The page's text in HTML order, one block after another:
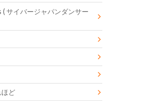
( サイバージャパンダンサー
ほど